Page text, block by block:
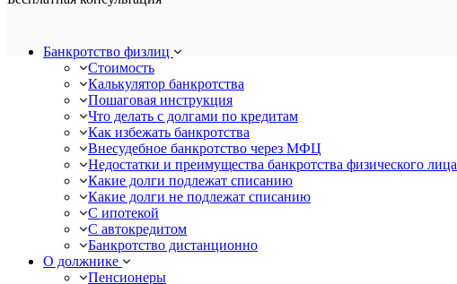
Банкротство физлиц
Стоимость
Калькулятор банкротства
Пошаговая инструкция
Что делать с долгами по кредитам
Как избежать банкротства
Внесудебное банкротство через МФЦ
Недостатки и преимущества банкротства физического лица
Какие долги подлежат списанию
Какие долги не подлежат списанию
С ипотекой
С автокредитом
Банкротство дистанционно
О должнике
Пенсионеры